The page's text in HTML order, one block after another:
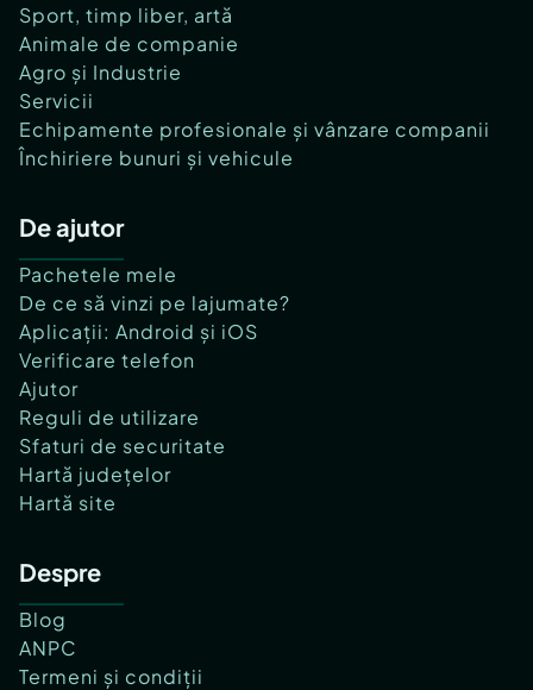
Sport, timp liber, artă
Animale de companie
Agro și Industrie
Servicii
Echipamente profesionale și vânzare companii
Închiriere bunuri și vehicule
De ajutor
Pachetele mele
De ce să vinzi pe lajumate?
Aplicații: Android și iOS
Verificare telefon
Ajutor
Reguli de utilizare
Sfaturi de securitate
Hartă județelor
Hartă site
Despre
Blog
ANPC
Termeni și condiții